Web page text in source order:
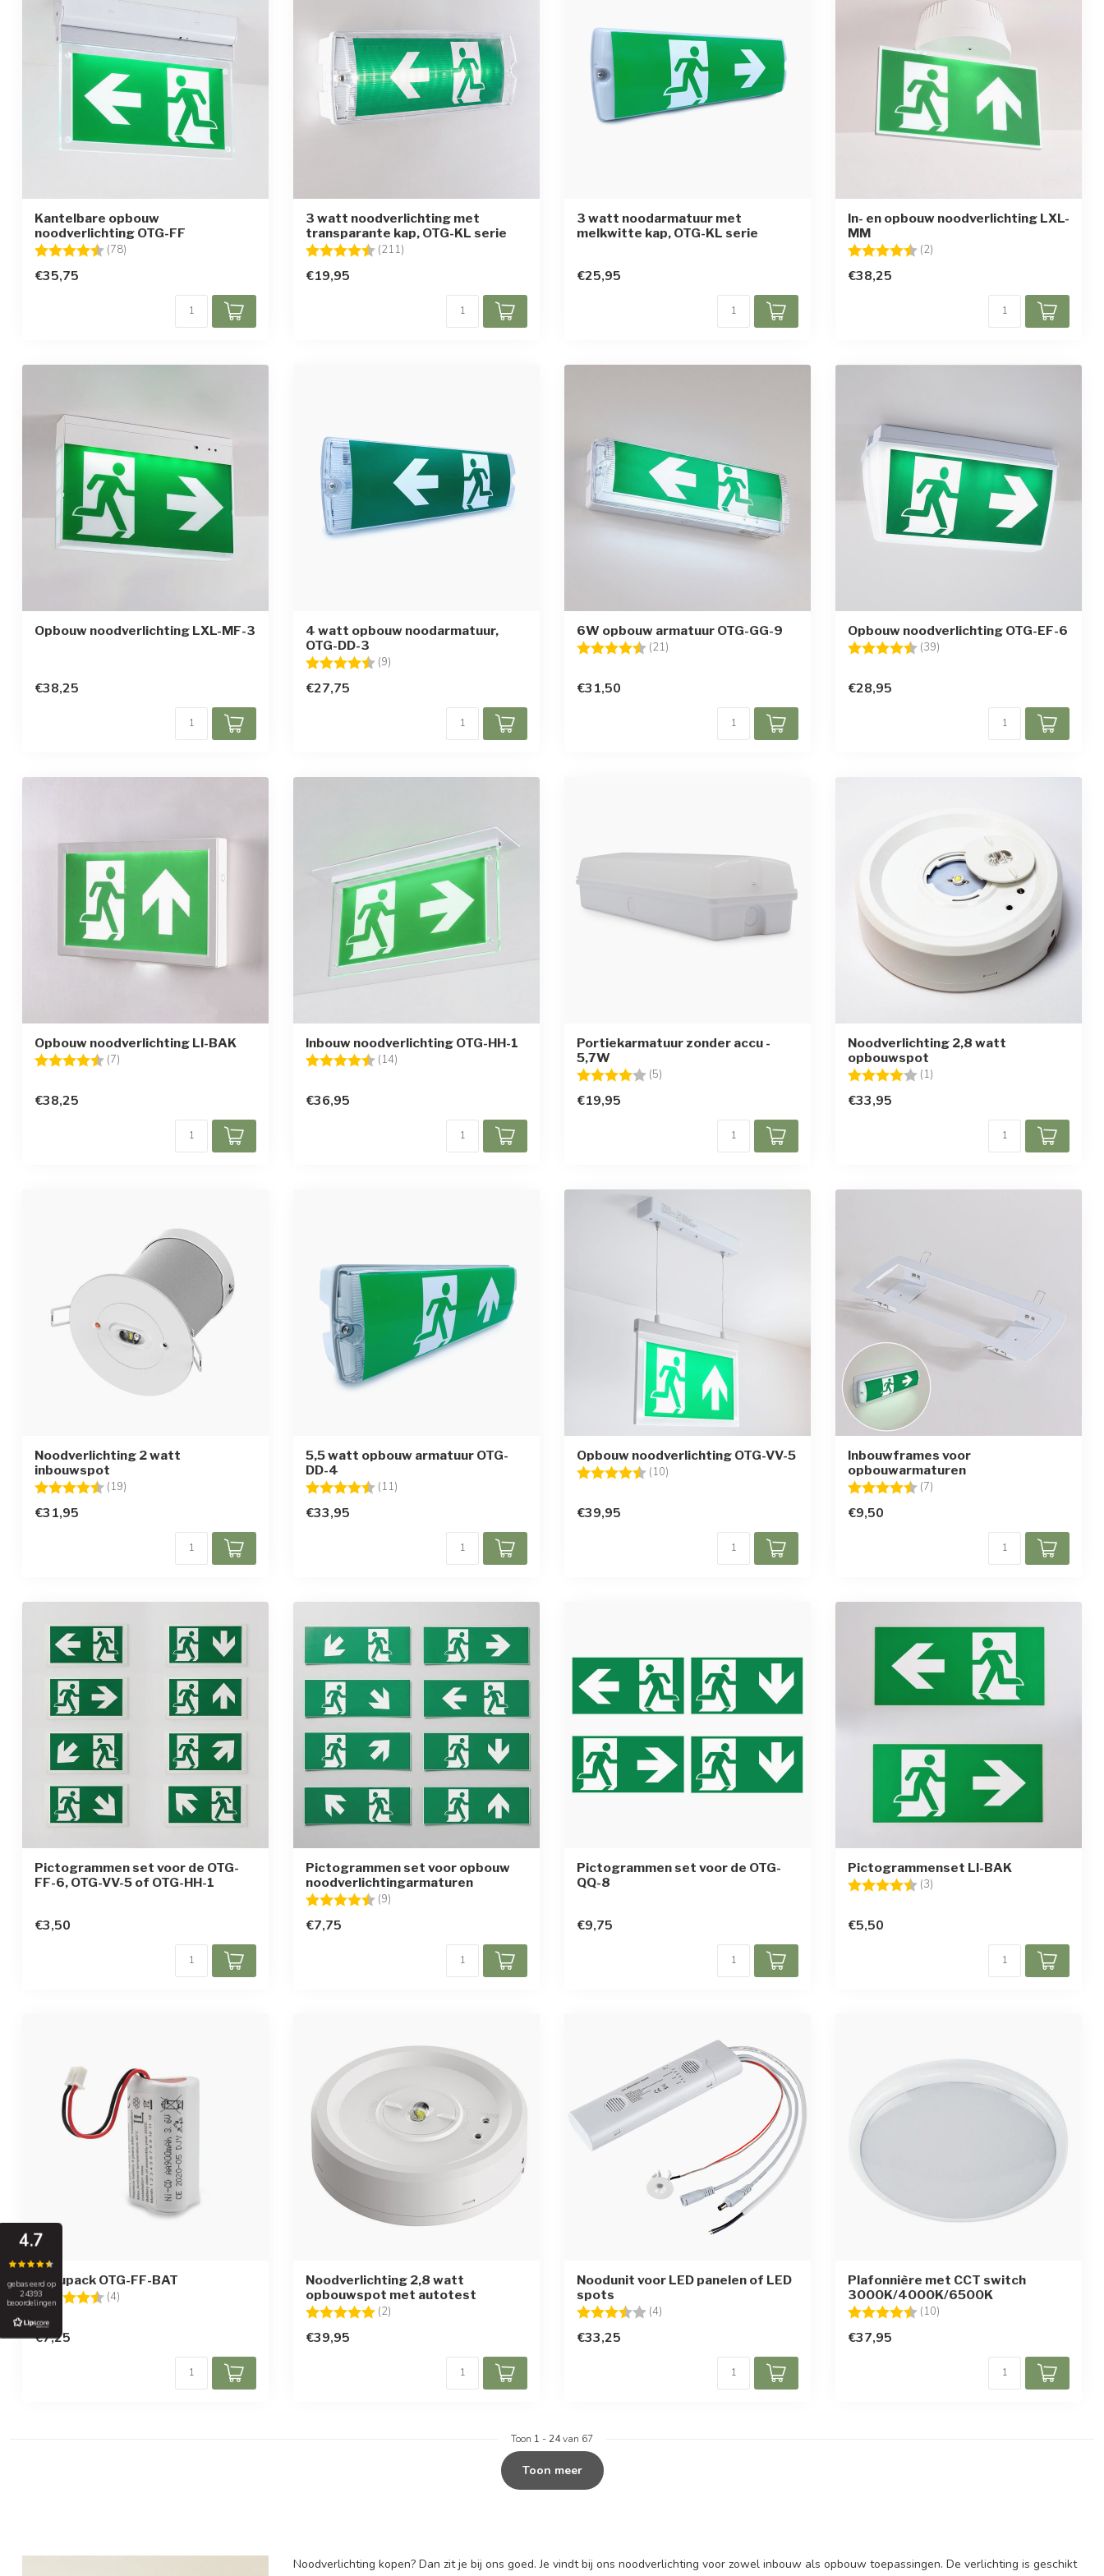
Kantelbare opbouw
noodverlichting OTG-FF
Beoordeling: (78)
€35,75
3 watt noodverlichting met
transparante kap, OTG-KL serie
Beoordeling: (211)
€19,95
3 watt noodarmatuur met
melkwitte kap, OTG-KL serie
€25,95
In- en opbouw noodverlichting LXL-
MM
Beoordeling: (2)
€38,25
Opbouw noodverlichting LXL-MF-3
€38,25
4 watt opbouw noodarmatuur,
OTG-DD-3
Beoordeling: (9)
€27,75
6W opbouw armatuur OTG-GG-9
Beoordeling: (21)
€31,50
Opbouw noodverlichting OTG-EF-6
Beoordeling: (39)
€28,95
Opbouw noodverlichting LI-BAK
Beoordeling: (7)
€38,25
Inbouw noodverlichting OTG-HH-1
Beoordeling: (14)
€36,95
Portiekarmatuur zonder accu -
5,7W
Beoordeling: (5)
€19,95
Noodverlichting 2,8 watt
opbouwspot
Beoordeling: (1)
€33,95
Noodverlichting 2 watt
inbouwspot
Beoordeling: (19)
€31,95
5,5 watt opbouw armatuur OTG-
DD-4
Beoordeling: (11)
€33,95
Opbouw noodverlichting OTG-VV-5
Beoordeling: (10)
€39,95
Inbouwframes voor
opbouwarmaturen
Beoordeling: (7)
€9,50
Pictogrammen set voor de OTG-
FF-6, OTG-VV-5 of OTG-HH-1
€3,50
Pictogrammen set voor opbouw
noodverlichtingarmaturen
Beoordeling: (9)
€7,75
Pictogrammen set voor de OTG-
QQ-8
€9,75
Pictogrammenset LI-BAK
Beoordeling: (3)
€5,50
Accupack OTG-FF-BAT
Beoordeling: (4)
€7,25
Noodverlichting 2,8 watt
opbouwspot met autotest
Beoordeling: (2)
€39,95
Noodunit voor LED panelen of LED
spots
Beoordeling: (4)
€33,25
Plafonnière met CCT switch
3000K/4000K/6500K
Beoordeling: (10)
€37,95
Toon 1 - 24van 67
Toon meer
Noodverlichting kopen? Dan zit je bij ons goed. Je vindt bij ons noodverlichting voor zowel inbouw als opbouw toepassingen. De verlichting is geschikt
4.7
gebaseerd op
24393
beoordelingen